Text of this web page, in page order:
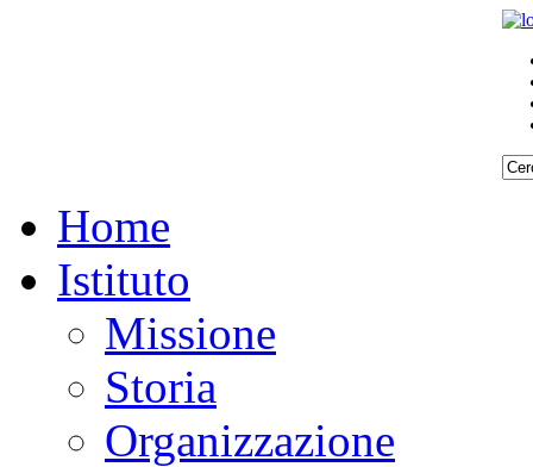
Home
Istituto
Missione
Storia
Organizzazione